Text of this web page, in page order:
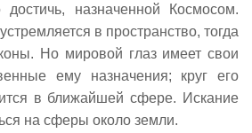
назначенной Космосом.
в пространство, тогда
Но мировой глаз имеет свои
ему назначения; круг его
в ближайшей сфере. Искание
на сферы около земли.